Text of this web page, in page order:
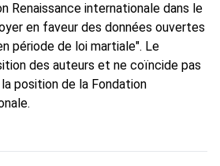
Renaissance internationale dans le
en faveur des données ouvertes
période de loi martiale". Le
des auteurs et ne coïncide pas
position de la Fondation